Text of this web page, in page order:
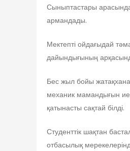
Сыныптастары
армандады.
Мектепті ойдағыдай
дайындығының
Бес жыл бойы
механик мамандығын
қатынасты сақтай білді.
Студенттік шақтан
отбасылық